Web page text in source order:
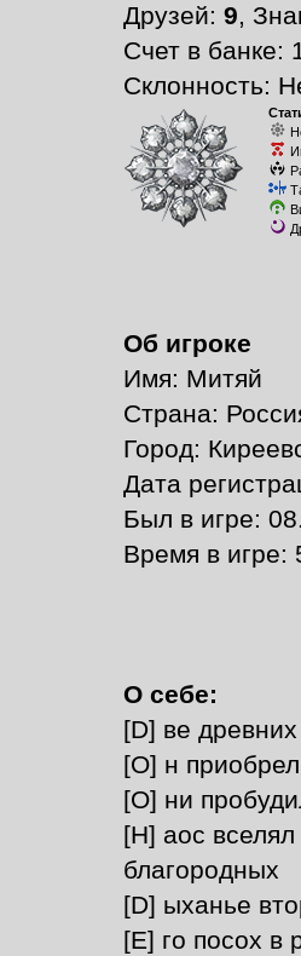
Друзей: 9,
Счет в банке:
Склонность:
Об игроке
Имя: Митяй
Страна:
Город:
Дата
Был в игре:
Время в игре:
О себе:
[D] ве
[O] н
[O] ни
[H] аос
благородных
[D] ыханье
[E] го посох в